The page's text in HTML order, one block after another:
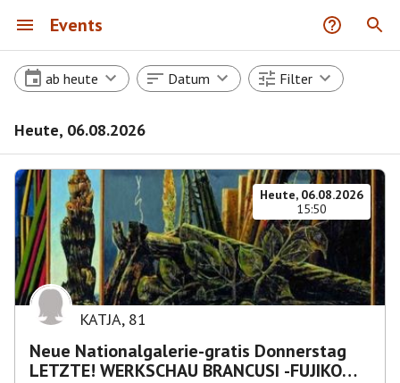
Events
ab heute Datum Filter
Heute, 06.08.2026
Heute, 06.08.2026
15:50
KATJA, 81
Neue Nationalgalerie-gratis Donnerstag
LETZTE! WERKSCHAU BRANCUSI -FUJIKO